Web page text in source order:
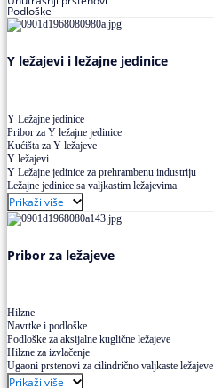
Podloške
Y ležajevi i ležajne jedinice
Y Ležajne jedinice
Pribor za Y ležajne jedinice
Kućišta za Y ležajeve
Y ležajevi
Y Ležajne jedinice za prehrambenu industriju
Ležajne jedinice sa valjkastim ležajevima
Prikaži više
Pribor za ležajeve
Hilzne
Navrtke i podloške
Podloške za aksijalne kuglične ležajeve
Hilzne za izvlačenje
Ugaoni prstenovi za cilindrično valjkaste ležajeve
Prikaži više